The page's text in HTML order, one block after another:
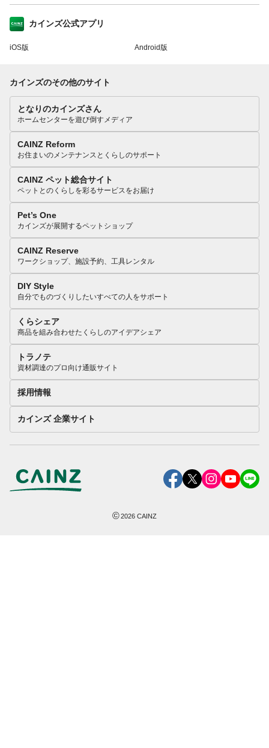
カインズ公式アプリ
iOS版 Android版
カインズのその他のサイト
となりのカインズさん
ホームセンターを遊び倒すメディア
CAINZ Reform
お住まいのメンテナンスとくらしのサポート
CAINZ ペット総合サイト
ペットとのくらしを彩るサービスをお届け
Pet’s One
カインズが展開するペットショップ
CAINZ Reserve
ワークショップ、施設予約、工具レンタル
DIY Style
自分でものづくりしたいすべての人をサポート
くらシェア
商品を組み合わせたくらしのアイデアシェア
トラノテ
資材調達のプロ向け通販サイト
採用情報
カインズ 企業サイト
©2026 CAINZ